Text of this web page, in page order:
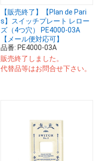
【販売終了】【Plan de Pari
s】スイッチプレート レロー
ズ（4つ穴） PE4000-03A
【メール便対応可】
品番: PE4000-03A
販売終了しました。
代替品等はお問合せ下さい。